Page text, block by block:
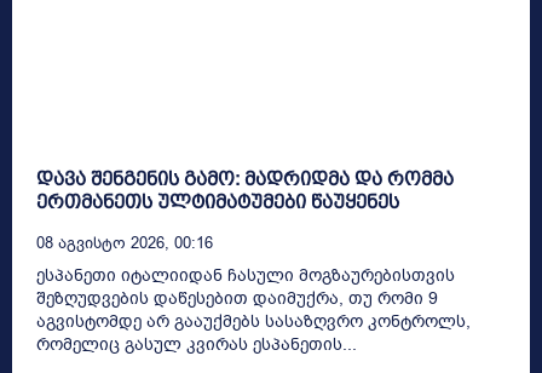
დავა შენგენის გამო: მადრიდმა და რომმა
ერთმანეთს ულტიმატუმები წაუყენეს
08 Აგვისტო 2026, 00:16
ესპანეთი იტალიიდან ჩასული მოგზაურებისთვის
შეზღუდვების დაწესებით დაიმუქრა, თუ რომი 9
აგვისტომდე არ გააუქმებს სასაზღვრო კონტროლს,
რომელიც გასულ კვირას ესპანეთის...